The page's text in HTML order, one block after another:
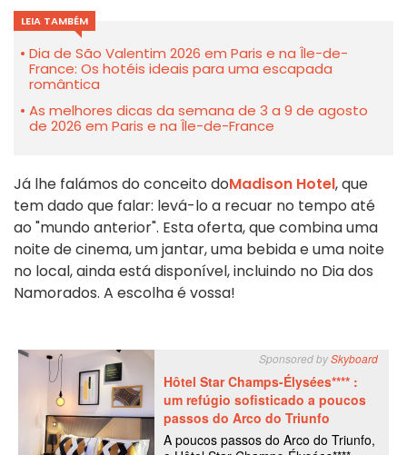
LEIA TAMBÉM
Dia de São Valentim 2026 em Paris e na Île-de-
France: Os hotéis ideais para uma escapada
romântica
As melhores dicas da semana de 3 a 9 de agosto
de 2026 em Paris e na Île-de-France
Já lhe falámos do conceito doMadison Hotel, que
tem dado que falar: levá-lo a recuar no tempo até
ao "mundo anterior". Esta oferta, que combina uma
noite de cinema, um jantar, uma bebida e uma noite
no local, ainda está disponível, incluindo no Dia dos
Namorados. A escolha é vossa!